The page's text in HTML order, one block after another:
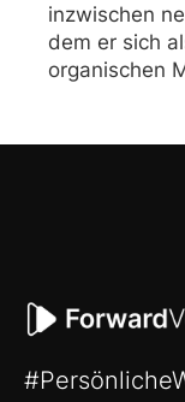
inzwischen
dem er sich
organischen